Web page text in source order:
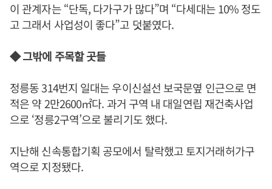
이 관계자는 “단독, 다가구가 많다”며 “다세대는 10% 정도
고 그래서 사업성이 좋다”고 덧붙였다.
◆ 그밖에 주목할 곳들
정릉동 314번지 일대는 우이신설선 보국문옆 인근으로 면
적은 약 2만2600㎡다. 과거 구역 내 대일연립 재건축사업
으로 ‘정릉2구역’으로 불리기도 했다.
지난해 신속통합기획 공모에서 탈락했고 토지거래허가구
역으로 지정됐다.